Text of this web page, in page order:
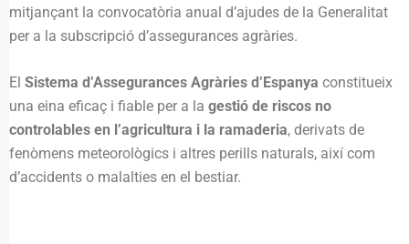
mitjançant la convocatòria anual d’ajudes de la Generalitat
per a la subscripció d’assegurances agràries.
El Sistema d’Assegurances Agràries d’Espanya constitueix
una eina eficaç i fiable per a la gestió de riscos no
controlables en l’agricultura i la ramaderia, derivats de
fenòmens meteorològics i altres perills naturals, així com
d’accidents o malalties en el bestiar.